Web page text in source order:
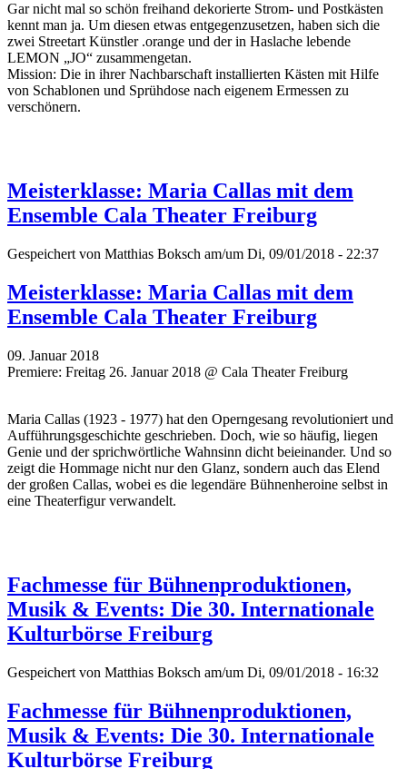
Gar nicht mal so schön freihand dekorierte Strom- und Postkästen
kennt man ja. Um diesen etwas entgegenzusetzen, haben sich die
zwei Streetart Künstler .orange und der in Haslache lebende
LEMON „JO“ zusammengetan.
Mission: Die in ihrer Nachbarschaft installierten Kästen mit Hilfe
von Schablonen und Sprühdose nach eigenem Ermessen zu
verschönern.
Meisterklasse: Maria Callas mit dem
Ensemble Cala Theater Freiburg
Gespeichert von Matthias Boksch am/um Di, 09/01/2018 - 22:37
Meisterklasse: Maria Callas mit dem
Ensemble Cala Theater Freiburg
09. Januar 2018
Premiere: Freitag 26. Januar 2018 @ Cala Theater Freiburg
Maria Callas (1923 - 1977) hat den Operngesang revolutioniert und
Aufführungsgeschichte geschrieben. Doch, wie so häufig, liegen
Genie und der sprichwörtliche Wahnsinn dicht beieinander. Und so
zeigt die Hommage nicht nur den Glanz, sondern auch das Elend
der großen Callas, wobei es die legendäre Bühnenheroine selbst in
eine Theaterfigur verwandelt.
Fachmesse für Bühnenproduktionen,
Musik & Events: Die 30. Internationale
Kulturbörse Freiburg
Gespeichert von Matthias Boksch am/um Di, 09/01/2018 - 16:32
Fachmesse für Bühnenproduktionen,
Musik & Events: Die 30. Internationale
Kulturbörse Freiburg